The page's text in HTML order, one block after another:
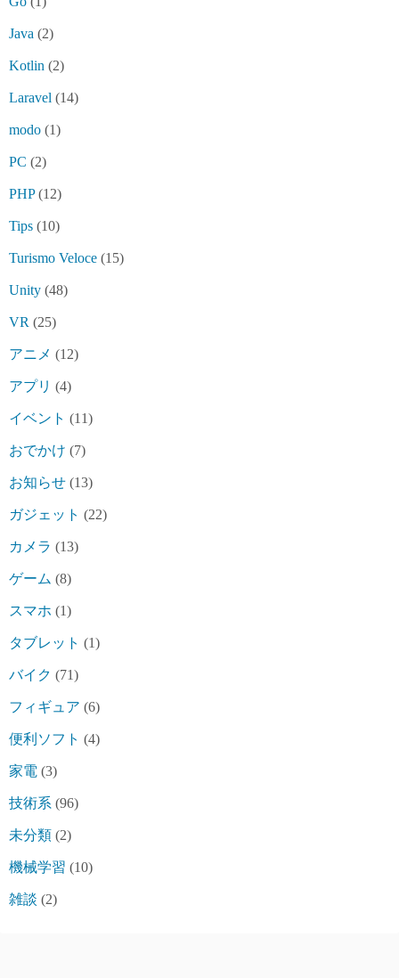
Java (2)
Kotlin (2)
Laravel (14)
modo (1)
PC (2)
PHP(12)
Tips (10)
Turismo Veloce (15)
Unity (48)
VR (25)
アニメ (12)
アプリ (4)
イベント (11)
おでかけ (7)
お知らせ (13)
ガジェット (22)
カメラ (13)
ゲーム (8)
スマホ (1)
タブレット (1)
バイク (71)
フィギュア (6)
便利ソフト (4)
家電 (3)
技術系 (96)
未分類 (2)
機械学習 (10)
雑談 (2)